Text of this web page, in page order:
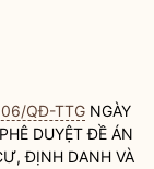
QĐ-TTGNGÀY
DUYỆT ĐỀ ÁN
ĐỊNH DANH VÀ